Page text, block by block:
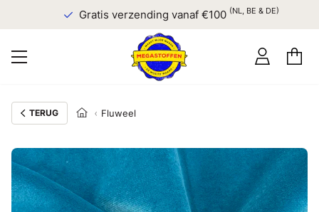
Gratis verzending vanaf €100 (NL, BE & DE)
TERUG Fluweel